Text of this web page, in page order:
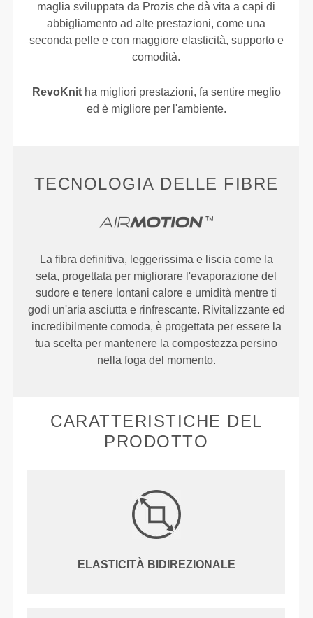
maglia sviluppata da Prozis che dà vita a capi di
abbigliamento ad alte prestazioni, come una
seconda pelle e con maggiore elasticità, supporto e
comodità.
RevoKnitha migliori prestazioni, fa sentire meglio
ed è migliore per l'ambiente.
TECNOLOGIA DELLE FIBRE
La fibra definitiva, leggerissima e liscia come la
seta, progettata per migliorare l'evaporazione del
sudore e tenere lontani calore e umidità mentre ti
godi un'aria asciutta e rinfrescante. Rivitalizzante ed
incredibilmente comoda, è progettata per essere la
tua scelta per mantenere la compostezza persino
nella foga del momento.
CARATTERISTICHE DEL
PRODOTTO
ELASTICITÀ BIDIREZIONALE